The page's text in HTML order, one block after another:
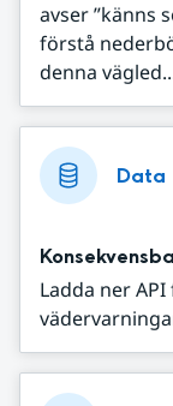
avser ”känns
förstå
denna
Data
Ladda ner